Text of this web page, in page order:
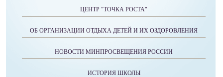
ЦЕНТР "ТОЧКА РОСТА"
ОБ ОРГАНИЗАЦИИ ОТДЫХА ДЕТЕЙ И ИХ ОЗДОРОВЛЕНИЯ
НОВОСТИ МИНПРОСВЕЩЕНИЯ РОССИИ
ИСТОРИЯ ШКОЛЫ